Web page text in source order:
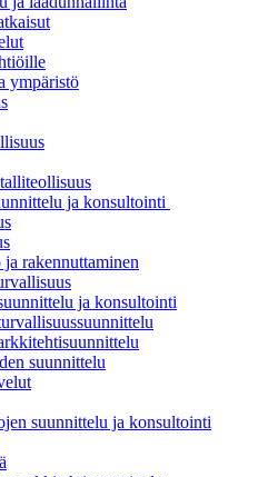
ympäristö
ja konsultointi
rakennuttaminen
ja konsultointi
suunnittelu
suunnittelu ja konsultointi